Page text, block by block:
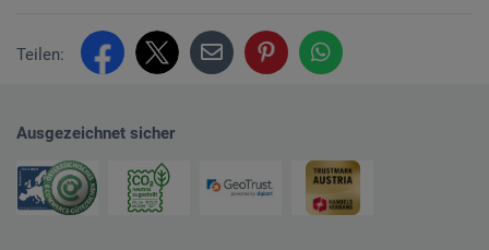
Teilen:
Ausgezeichnet sicher